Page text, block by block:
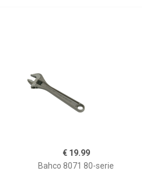
€ 19.99
Bahco 8071 80-serie